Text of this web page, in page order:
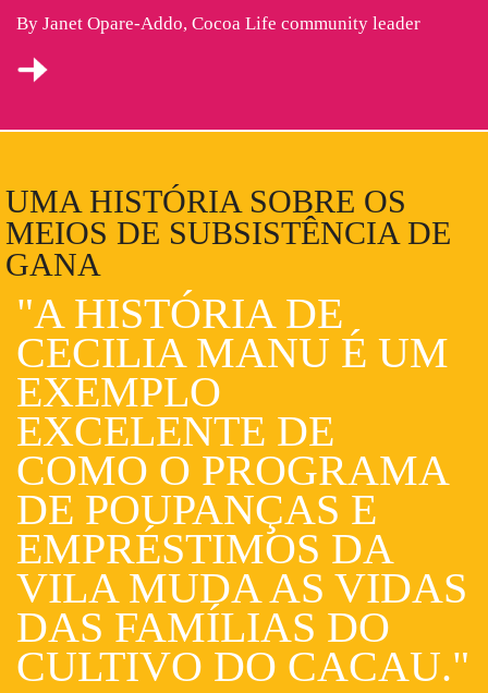
By Janet Opare-Addo, Cocoa Life community leader
UMA HISTÓRIA SOBRE OS
MEIOS DE SUBSISTÊNCIA DE
GANA
"A HISTÓRIA DE
CECILIA MANU É UM
EXEMPLO
EXCELENTE DE
COMO O PROGRAMA
DE POUPANÇAS E
EMPRÉSTIMOS DA
VILA MUDA AS VIDAS
DAS FAMÍLIAS DO
CULTIVO DO CACAU."